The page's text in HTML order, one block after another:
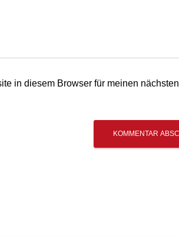
in diesem Browser für meinen nächsten